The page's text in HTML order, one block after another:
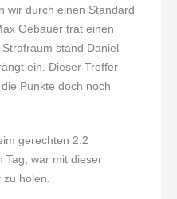
wir durch einen Standard
Gebauer trat einen
stand Daniel
ein. Dieser Treffer
Punkte doch noch
gerechten 2:2
Tag, war mit dieser
zu holen.